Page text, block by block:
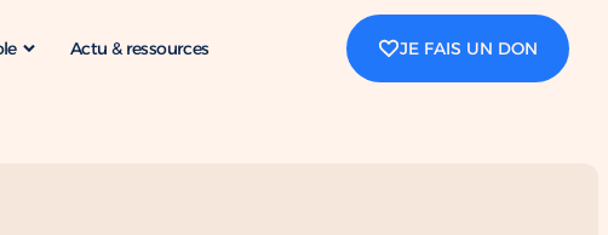
Actu & ressources JE FAIS UN DON